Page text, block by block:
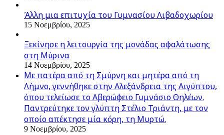
Άλλη μια επιτυχία του Γυμνασίου Λιβαδοχωρίου
15 Νοεμβρίου, 2025
Ξεκίνησε η λειτουργία της μονάδας αφαλάτωσης
στη Μύρινα
14 Νοεμβρίου, 2025
Με πατέρα από τη Σμύρνη και μητέρα από τη
Λήμνο, γεννήθηκε στην Αλεξάνδρεια της Αιγύπτου,
όπου τελείωσε το Αβερώφειο Γυμνάσιο Θηλέων.
Παντρεύτηκε τον γλύπτη Στέλιο Τριάντη, με τον
οποίο απέκτησε μία κόρη, τη Μυρτώ.
9 Νοεμβρίου, 2025